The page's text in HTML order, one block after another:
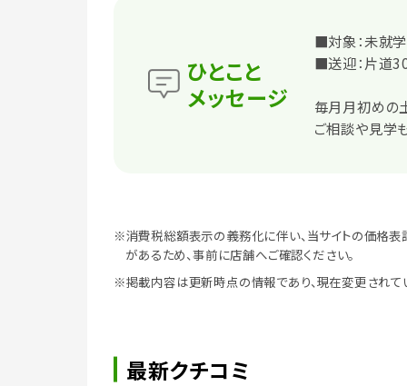
ひとこと
メッセージ
■対象：未就
■送迎：片道
毎月月初めの
ご相談や見学
※消費税総額表示の義務化に伴い、当サイトの価格
があるため、事前に店舗へご確認ください。
※掲載内容は更新時点の情報であり、現在変更されて
最新クチコミ